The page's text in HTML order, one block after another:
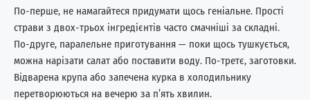
По-перше, не намагайтеся придумати щось геніальне. Прості
страви з двох-трьох інгредієнтів часто смачніші за складні.
По-друге, паралельне приготування — поки щось тушкується,
можна нарізати салат або поставити воду. По-третє, заготовки.
Відварена крупа або запечена курка в холодильнику
перетворюються на вечерю за п’ять хвилин.